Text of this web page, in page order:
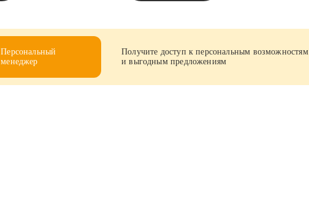
Персональный
менеджер
Получите доступ к персональным возможностям
и выгодным предложениям